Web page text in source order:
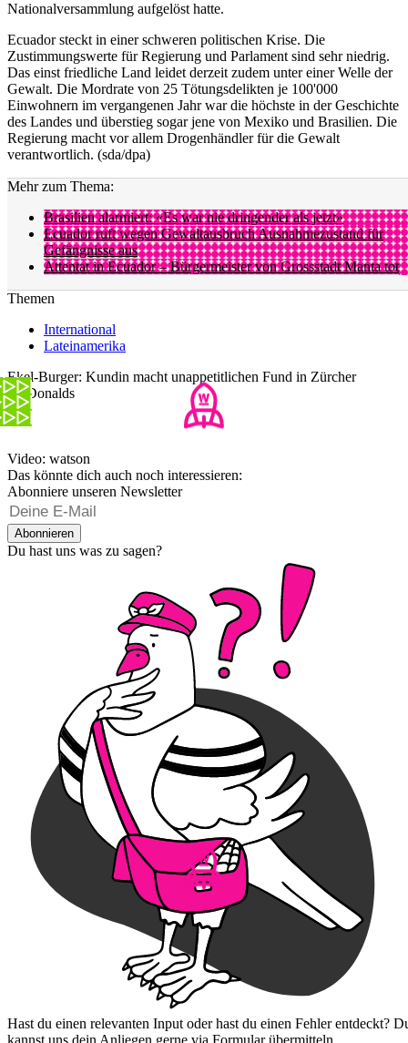
Nationalversammlung aufgelöst hatte.
Ecuador steckt in einer schweren politischen Krise. Die
Zustimmungswerte für Regierung und Parlament sind sehr niedrig.
Das einst friedliche Land leidet derzeit zudem unter einer Welle der
Gewalt. Die Mordrate von 25 Tötungsdelikten je 100'000
Einwohnern im vergangenen Jahr war die höchste in der Geschichte
des Landes und überstieg sogar jene von Mexiko und Brasilien. Die
Regierung macht vor allem Drogenhändler für die Gewalt
verantwortlich. (sda/dpa)
Mehr zum Thema:
Brasilien alarmiert: «Es war nie dringender als jetzt»
Ecuador ruft wegen Gewaltausbruch Ausnahmezustand für
Gefängnisse aus
Attentat in Ecuador – Bürgermeister von Grossstadt Manta tot
Themen
International
Lateinamerika
Ekel-Burger: Kundin macht unappetitlichen Fund in Zürcher
McDonalds
Video: watson
Das könnte dich auch noch interessieren:
Abonniere unseren Newsletter
Abonnieren
Du hast uns was zu sagen?
Hast du einen relevanten Input oder hast du einen Fehler entdeckt?
kannst uns dein Anliegen gerne via Formular übermitteln.